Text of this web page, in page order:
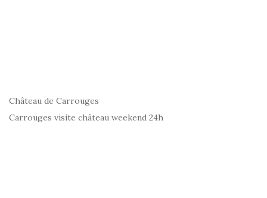
Château de Carrouges
Carrouges visite château weekend 24h